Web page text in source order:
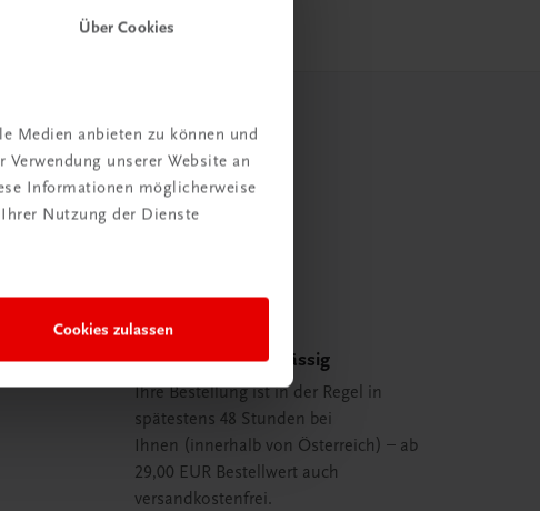
Über Cookies
Medien anbieten zu können und
unserer Website an
Informationen möglicherweise
Nutzung der Dienste
Cookies zulassen
Schnell und zuverlässig
Ihre Bestellung ist in der Regel in
spätestens 48 Stunden bei
Ihnen (innerhalb von Österreich) – ab
29,00 EUR Bestellwert auch
versandkostenfrei.